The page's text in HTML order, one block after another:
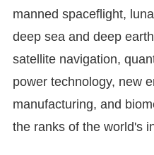
manned spaceflight,
deep sea and deep
satellite navigation,
power technology, new
manufacturing, and
the ranks of the world's